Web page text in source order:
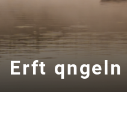
Erft qngeln